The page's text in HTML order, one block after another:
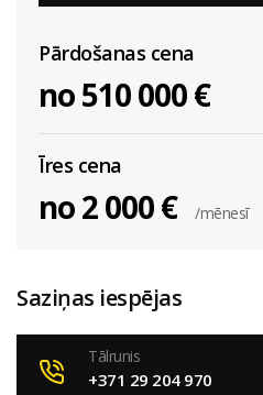
Pārdošanas cena
no 510 000 €
Īres cena
no 2 000 € /mēnesī
Saziņas iespējas
Tālrunis
+371 29 204 970